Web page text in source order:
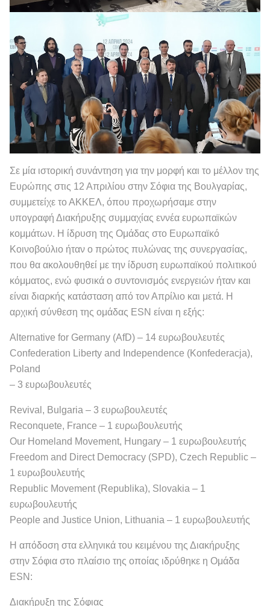
Σε μία ιστορική συνάντηση για την μορφή και το μέλλον της
Ευρώπης στις 12 Απριλίου στην Σόφια της Βουλγαρίας,
συμμετείχε το ΑΚΚΕΛ, όπου προχωρήσαμε στην
υπογραφή Διακήρυξης συμμαχίας εννέα ευρωπαϊκών
κομμάτων. Η ίδρυση της Ομάδας στο Ευρωπαϊκό
Κοινοβούλιο ήταν ο πρώτος πυλώνας της συνεργασίας,
που θα ακολουθηθεί με την ίδρυση ευρωπαϊκού πολιτικού
κόμματος, ενώ φυσικά ο συντονισμός ενεργειών ήταν και
είναι διαρκής κατάσταση από τον Απρίλιο και μετά. Η
αρχική σύνθεση της ομάδας ESN είναι η εξής:
Alternative for Germany (AfD) – 14 ευρωβουλευτές
Confederation Liberty and Independence (Konfederacja),
Poland
– 3 ευρωβουλευτές
Revival, Bulgaria – 3 ευρωβουλευτές
Reconquete, France – 1 ευρωβουλευτής
Our Homeland Movement, Hungary – 1 ευρωβουλευτής
Freedom and Direct Democracy (SPD), Czech Republic –
1 ευρωβουλευτής
Republic Movement (Republika), Slovakia – 1
ευρωβουλευτής
People and Justice Union, Lithuania – 1 ευρωβουλευτής
Η απόδοση στα ελληνικά του κειμένου της Διακήρυξης
στην Σόφια στο πλαίσιο της οποίας ιδρύθηκε η Ομάδα
ESN:
Διακήρυξη της Σόφιας